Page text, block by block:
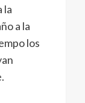
la
a la
los